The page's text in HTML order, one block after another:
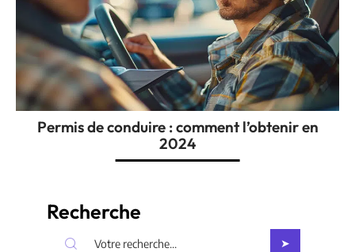
Permis de conduire : comment l’obtenir en
2024
Recherche